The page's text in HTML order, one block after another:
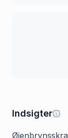
Indsigter